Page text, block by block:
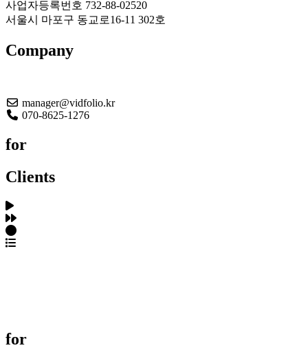
사업자등록번호 732-88-02520
서울시 마포구 동교로16-11 302호
Company
manager@vidfolio.kr
070-8625-1276
for
Clients
for